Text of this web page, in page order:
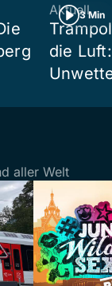
3 Min
Aktuell
die
aller Welt